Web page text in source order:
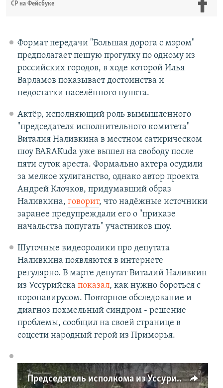
СР на Фейсбуке
Формат передачи "Большая дорога с мэром"
предполагает пешую прогулку по одному из
российских городов, в ходе которой Илья
Варламов показывает достоинства и
недостатки населённого пункта.
Актёр, исполняющий роль вымышленного
"председателя исполнительного комитета"
Виталия Наливкина в местном сатирическом
шоу BARAKuda уже вышел на свободу после
пяти суток ареста. Формально актера осудили
за мелкое хулиганство, однако автор проекта
Андрей Клочков, придумавший образ
Наливкина, говорит, что надёжные источники
заранее предупреждали его о "приказе
начальства попугать" участников шоу.
Шуточные видеоролики про депутата
Наливкина появляются в интернете
регулярно. В марте депутат Виталий Наливкин
из Уссурийска показал, как нужно бороться с
коронавирусом. Повторное обследование и
диагноз похмельный синдром - решение
проблемы, сообщил на своей странице в
соцсети народный герой из Приморья.
Председатель исполкома из Уссурийска Виталий Наливкин решает проблемы